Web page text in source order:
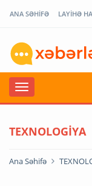
ANA SƏHİFƏ LAYİHƏ
TEXNOLOGİYA
Ana Səhifə